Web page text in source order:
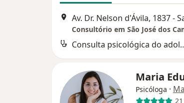
Consultório em São José dos
Consulta
Maria
Psicóloga ·